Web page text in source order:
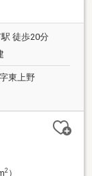
徒歩20分
東上野
2）